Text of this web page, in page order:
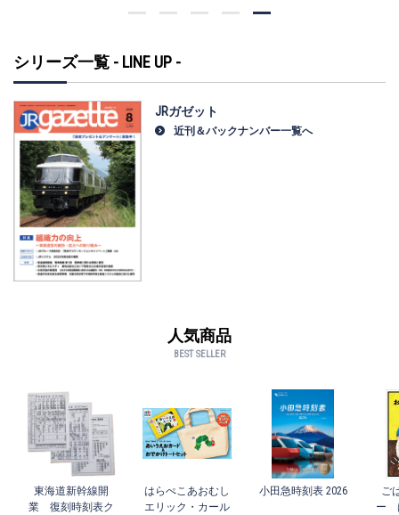
シリーズ一覧 - LINE UP -
JRガゼット
近刊＆バックナンバー一覧へ
人気商品
BEST SELLER
東海道新幹線開
業 復刻時刻表ク
はらぺこあおむし
エリック・カール
小田急時刻表 2026
ご
ー